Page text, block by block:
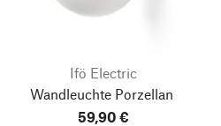
Ifö Electric
Wandleuchte Porzellan
59,90 €